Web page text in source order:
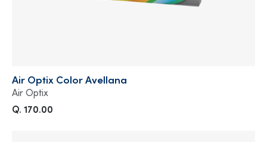
Air Optix Color Avellana
Air Optix
Q. 170.00